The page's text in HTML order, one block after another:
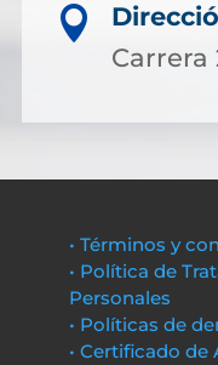

Carrera
• Términos y
• Política de
Personales
• Políticas de
• Certificado de